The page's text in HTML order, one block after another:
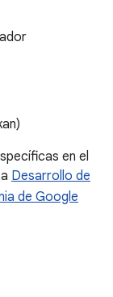
en el
Desarrollo de
de Google